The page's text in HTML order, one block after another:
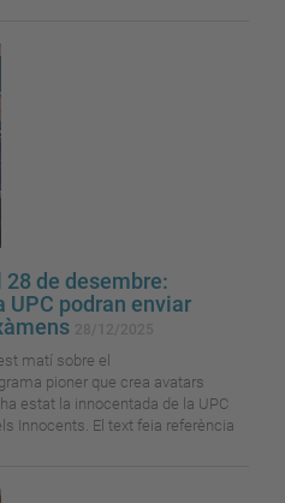
de desembre:
UPC podran enviar
matí sobre el
pioner que crea avatars
estat la innocentada de la UPC
Innocents. El text feia referència